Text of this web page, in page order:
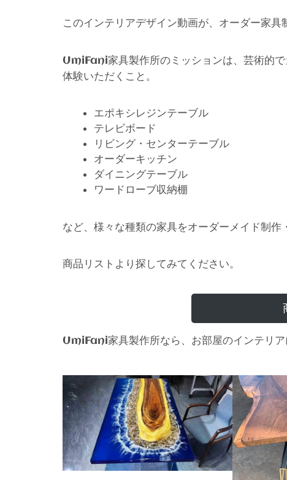
このインテリアデザイン動画が、オーダー家具
UmiFani家具製作所のミッションは、芸術的
体験いただくこと。
エポキシレジンテーブル
テレビボード
リビング・センターテーブル
オーダーキッチン
ダイニングテーブル
ワードローブ収納棚
など、様々な種類の家具をオーダーメイド制作
商品リストより探してみてください。
UmiFani家具製作所なら、お部屋のインテリ